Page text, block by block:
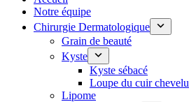
Notre équipe
Chirurgie Dermatologique
Grain de beauté
Kyste
Kyste sébacé
Loupe du cuir chevelu
Lipome